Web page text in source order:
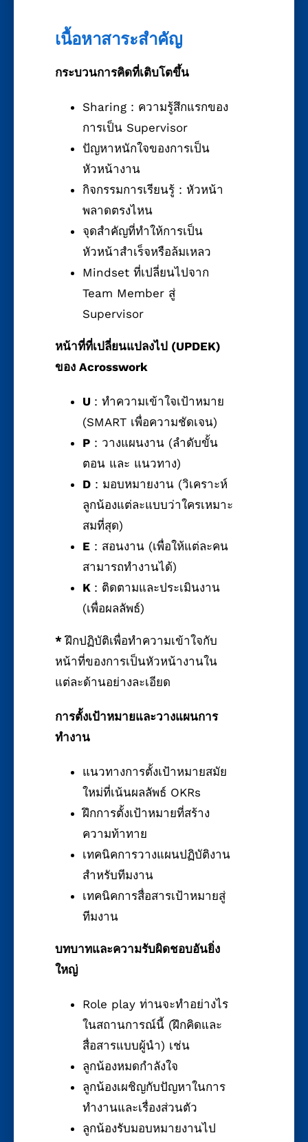
เนื้อหาสาระสำคัญ
กระบวนการคิดที่เติบโตขึ้น
Sharing : ความรู้สึกแรกของ
การเป็น Supervisor
ปัญหาหนักใจของการเป็น
หัวหน้างาน
กิจกรรมการเรียนรู้ : หัวหน้า
พลาดตรงไหน
จุดสำคัญที่ทำให้การเป็น
หัวหน้าสำเร็จหรือล้มเหลว
Mindset ที่เปลี่ยนไปจาก
Team Member สู่
Supervisor
หน้าที่ที่เปลี่ยนแปลงไป (UPDEK)
ของ Acrosswork
U : ทำความเข้าใจเป้าหมาย
(SMART เพื่อความชัดเจน)
P: วางแผนงาน (ลำดับขั้น
ตอน และ แนวทาง)
D: มอบหมายงาน (วิเคราะห์
ลูกน้องแต่ละแบบว่าใครเหมาะ
สมที่สุด)
E: สอนงาน (เพื่อให้แต่ละคน
สามารถทำงานได้)
K : ติดตามและประเมินงาน
(เพื่อผลลัพธ์)
*ฝึกปฏิบัติเพื่อทำความเข้าใจกับ
หน้าที่ของการเป็นหัวหน้างานใน
แต่ละด้านอย่างละเอียด
การตั้งเป้าหมายและวางแผนการ
ทำงาน
แนวทางการตั้งเป้าหมายสมัย
ใหม่ที่เน้นผลลัพธ์ OKRs
ฝึกการตั้งเป้าหมายที่สร้าง
ความท้าทาย
เทคนิคการวางแผนปฏิบัติงาน
สำหรับทีมงาน
เทคนิคการสื่อสารเป้าหมายสู่
ทีมงาน
บทบาทและความรับผิดชอบอันยิ่ง
ใหญ่
Role play ท่านจะทำอย่างไร
ในสถานการณ์นี้ (ฝึกคิดและ
สื่อสารแบบผู้นำ) เช่น
ลูกน้องหมดกำลังใจ
ลูกน้องเผชิญกับปัญหาในการ
ทำงานและเรื่องส่วนตัว
ลูกน้องรับมอบหมายงานไป